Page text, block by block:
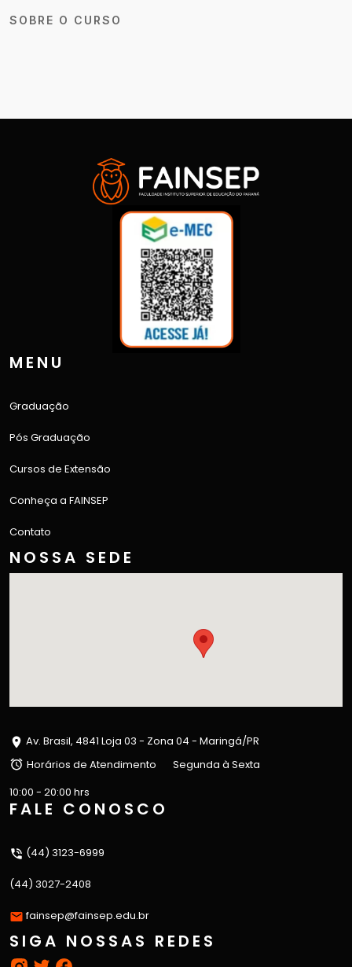
SOBRE O CURSO
MENU
Graduação
Pós Graduação
Cursos de Extensão
Conheça a FAINSEP
Contato
NOSSA SEDE
Av. Brasil, 4841 Loja 03 - Zona 04 - Maringá/PR
Horários de Atendimento
Segunda à Sexta
10:00 - 20:00 hrs
FALE CONOSCO
(44) 3123-6999
(44) 3027-2408
fainsep@fainsep.edu.br
SIGA NOSSAS REDES